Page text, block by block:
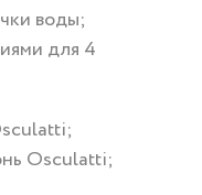
воды;
для 4
Osculatti;